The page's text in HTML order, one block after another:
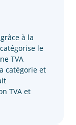
à la
le
TVA
catégorie et
TVA et